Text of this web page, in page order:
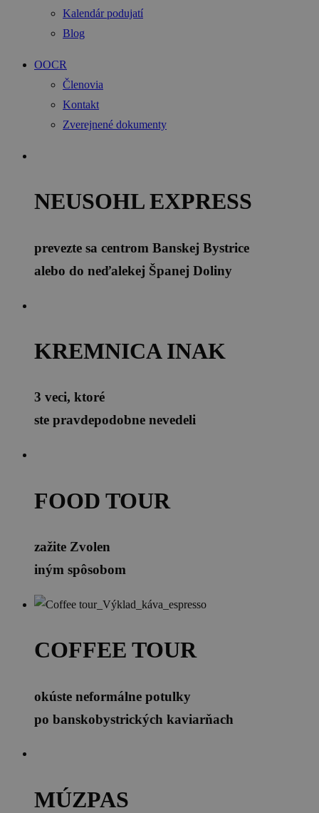
Kalendár podujatí
Blog
OOCR
Členovia
Kontakt
Zverejnené dokumenty
NEUSOHL EXPRESS
prevezte sa centrom Banskej Bystrice
alebo do neďalekej Španej Doliny
KREMNICA INAK
3 veci, ktoré
ste pravdepodobne nevedeli
FOOD TOUR
zažite Zvolen
iným spôsobom
COFFEE TOUR
okúste neformálne potulky
po banskobystrických kaviarňach
MÚZPAS